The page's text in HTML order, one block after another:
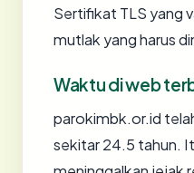
Sertifikat TLS yang
mutlak yang harus
Waktu di web
parokimbk.or.id
sekitar 24.5 tahun.